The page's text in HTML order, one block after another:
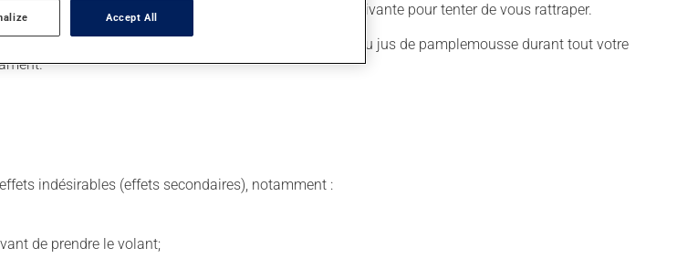
tomber la dose oubliée. Ne doublez pas la dose suivante pour tenter de vous rattraper.
collations. Évitez de prendre du pamplemousse ou du jus de pamplemousse durant tout votre
indésirables (effets secondaires), notamment :
de prendre le volant;
Accept All